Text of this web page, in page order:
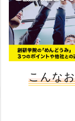
こんな